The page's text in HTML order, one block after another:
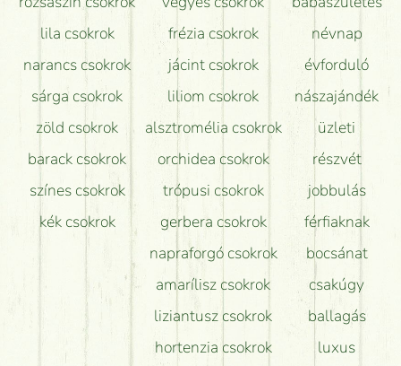
lila csokrok
narancs csokrok
sárga csokrok
zöld csokrok
barack csokrok
színes csokrok
kék csokrok
frézia csokrok
jácint csokrok
liliom csokrok
alsztromélia csokrok
orchidea csokrok
trópusi csokrok
gerbera csokrok
napraforgó csokrok
amarílisz csokrok
liziantusz csokrok
hortenzia csokrok
névnap
évforduló
nászajándék
üzleti
részvét
jobbulás
férfiaknak
bocsánat
csakúgy
ballagás
luxus